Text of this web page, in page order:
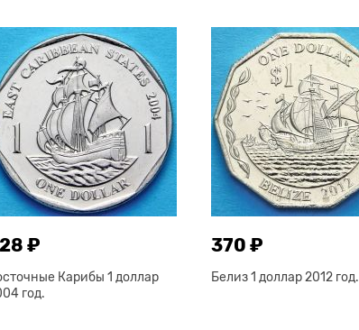
₽
Карибы 1 доллар
год.
370 ₽
Белиз 1 доллар 2012 год.